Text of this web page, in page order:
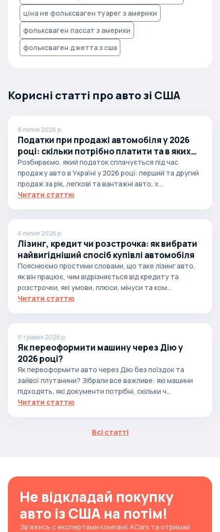
ціна не фольксваген туарег з америки
фольксваген пассат з америки
фольксваген джетта з сша
Корисні статті про авто зі США
8 липня 2026 р.
Податки при продажі автомобіля у 2026
році: скільки потрібно платити та в яких
випадках
Розбираємо, який податок сплачується під час
продажу авто в Україні у 2026 році: перший та другий
продаж за рік, легкові та вантажні авто, х...
Читати статтю
6 липня 2026 р.
Лізинг, кредит чи розстрочка: як вибрати
найвигідніший спосіб купівлі автомобіля
Пояснюємо простими словами, що таке лізинг авто,
як він працює, чим відрізняється від кредиту та
розстрочки, які умови, плюси, мінуси та ком...
Читати статтю
11 травня 2026 р.
Як переоформити машину через Дію у
2026 році?
Як переоформити авто через Дію без поїздок та
зайвої плутанини? Зібрали все важливе: які машини
підходять, які документи потрібні, скільки ч...
Читати статтю
Всі статті
Не відкладай покупку
авто із США на потім!
Зв’яжись с експертами компанії ACars та отримай